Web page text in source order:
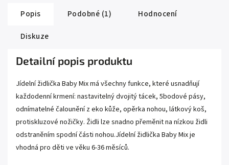
Popis Podobné (1)
Hodnocení
Diskuze
Detailní popis produktu
Jídelní židlička Baby Mix má všechny funkce, které usnadňují
každodenní krmení: nastavitelný dvojitý tácek, 5bodové pásy,
odnímatelné čalounění z eko kůže, opěrka nohou, látkový koš,
protiskluzové nožičky. Židli lze snadno přeměnit na nízkou židli
odstraněním spodní části nohou.Jídelní židlička Baby Mix je
vhodná pro děti ve věku 6-36 měsíců.